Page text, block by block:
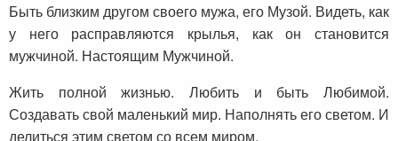
Быть близким другом своего мужа, его Музой. Видеть, как
у него расправляются крылья, как он становится
мужчиной. Настоящим Мужчиной.
Жить полной жизнью. Любить и быть Любимой.
Создавать свой маленький мир. Наполнять его светом. И
делиться этим светом со всем миром.